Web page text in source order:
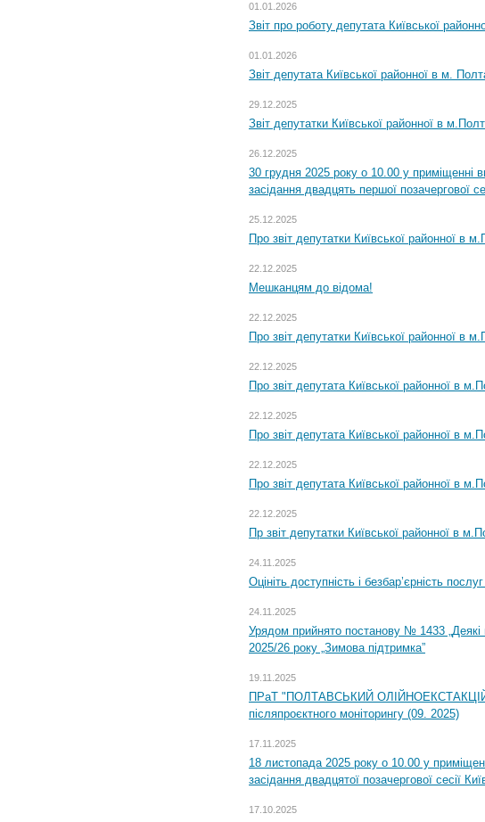
01.01.2026
Звіт про роботу депутата Київської
01.01.2026
Звіт депутата Київської районної в м.
29.12.2025
Звіт депутатки Київської районної в
26.12.2025
30 грудня 2025 року о 10.00 у приміщенні
засідання двадцять першої позачергової
25.12.2025
Про звіт депутатки Київської районної в
22.12.2025
Мешканцям до відома!
22.12.2025
Про звіт депутатки Київської районної в
22.12.2025
Про звіт депутата Київської районної в
22.12.2025
Про звіт депутата Київської районної в
22.12.2025
Про звіт депутата Київської районної в
22.12.2025
Пр звіт депутатки Київської районної в
24.11.2025
Оцініть доступність і безбар’єрність
24.11.2025
Урядом прийнято постанову № 1433 „Деякі
2025/26 року „Зимова підтримка”
19.11.2025
ПРаТ "ПОЛТАВСЬКИЙ
післяпроєктного моніторингу (09. 2025)
17.11.2025
18 листопада 2025 року о 10.00 у
засідання двадцятої позачергової сесії
17.10.2025